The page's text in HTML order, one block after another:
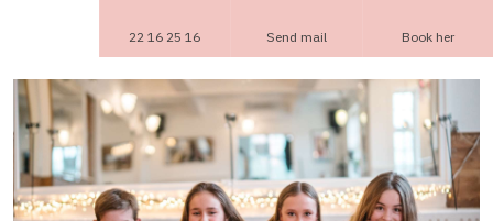
22 16 25 16 Send mail Book her